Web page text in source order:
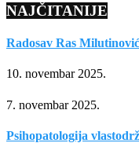
NAJČITANIJE
Radosav Ras
10. novembar 2025.
7. novembar 2025.
Psihopatologija